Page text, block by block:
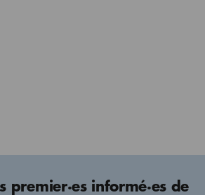
premier·es informé·es de